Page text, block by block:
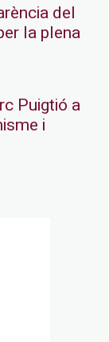
del
la plena
Puigtió a
i